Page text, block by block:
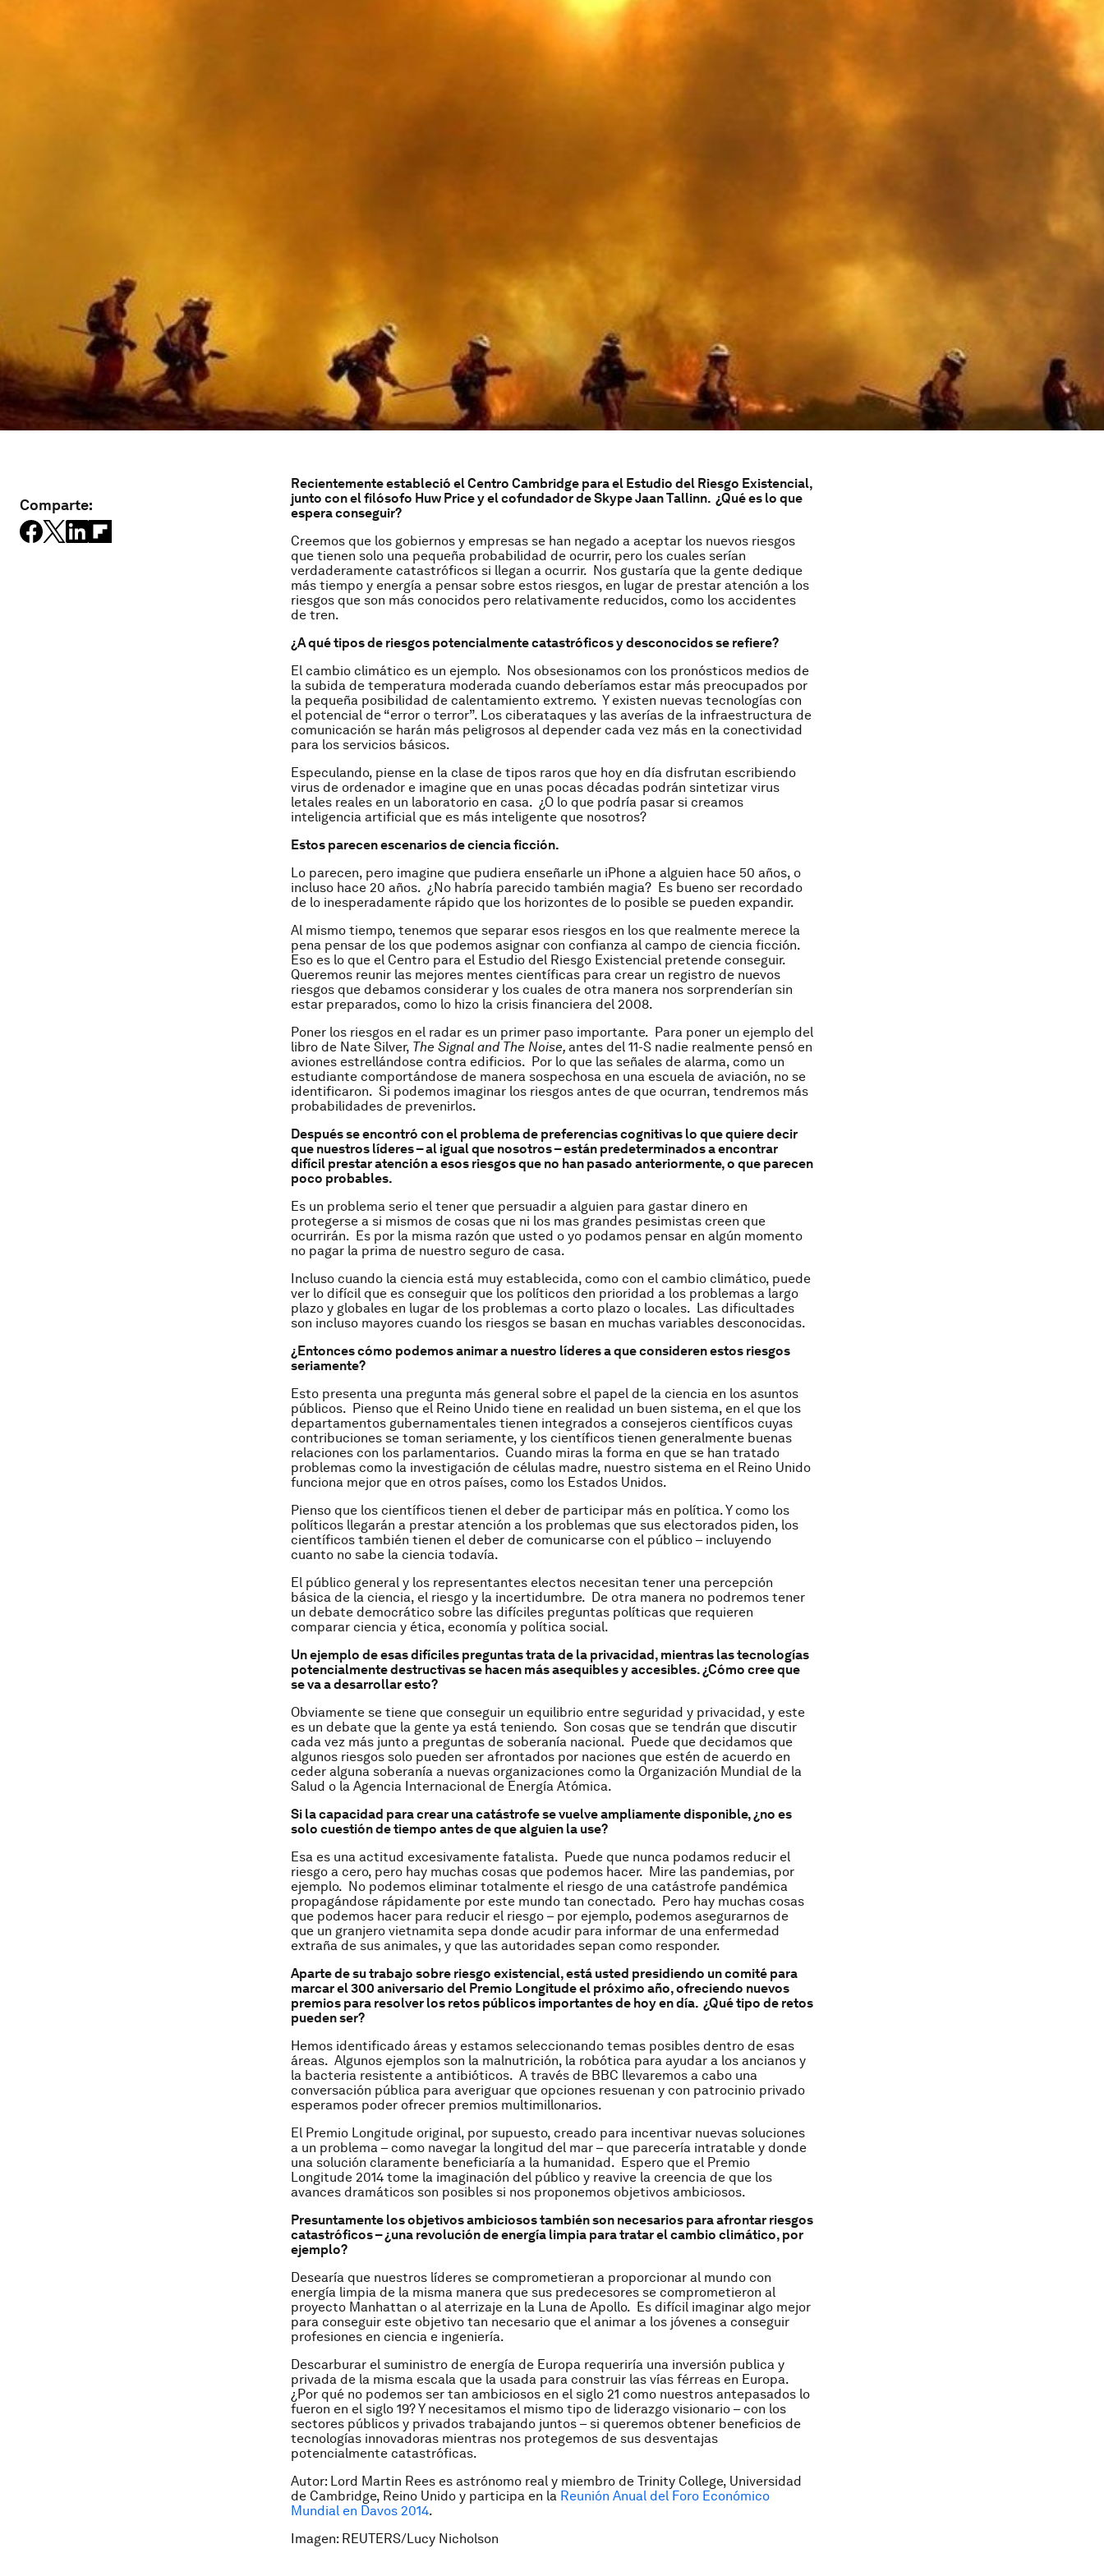
Comparte:
Recientemente estableció el Centro Cambridge para el Estudio del Riesgo Existencial,
junto con el filósofo Huw Price y el cofundador de Skype Jaan Tallinn. ¿Qué es lo que
espera conseguir?
Creemos que los gobiernos y empresas se han negado a aceptar los nuevos riesgos
que tienen solo una pequeña probabilidad de ocurrir, pero los cuales serían
verdaderamente catastróficos si llegan a ocurrir. Nos gustaría que la gente dedique
más tiempo y energía a pensar sobre estos riesgos, en lugar de prestar atención a los
riesgos que son más conocidos pero relativamente reducidos, como los accidentes
de tren.
¿A qué tipos de riesgos potencialmente catastróficos y desconocidos se refiere?
El cambio climático es un ejemplo. Nos obsesionamos con los pronósticos medios de
la subida de temperatura moderada cuando deberíamos estar más preocupados por
la pequeña posibilidad de calentamiento extremo. Y existen nuevas tecnologías con
el potencial de “error o terror”. Los ciberataques y las averías de la infraestructura de
comunicación se harán más peligrosos al depender cada vez más en la conectividad
para los servicios básicos.
Especulando, piense en la clase de tipos raros que hoy en día disfrutan escribiendo
virus de ordenador e imagine que en unas pocas décadas podrán sintetizar virus
letales reales en un laboratorio en casa. ¿O lo que podría pasar si creamos
inteligencia artificial que es más inteligente que nosotros?
Estos parecen escenarios de ciencia ficción.
Lo parecen, pero imagine que pudiera enseñarle un iPhone a alguien hace 50 años, o
incluso hace 20 años. ¿No habría parecido también magia? Es bueno ser recordado
de lo inesperadamente rápido que los horizontes de lo posible se pueden expandir.
Al mismo tiempo, tenemos que separar esos riesgos en los que realmente merece la
pena pensar de los que podemos asignar con confianza al campo de ciencia ficción.
Eso es lo que el Centro para el Estudio del Riesgo Existencial pretende conseguir.
Queremos reunir las mejores mentes científicas para crear un registro de nuevos
riesgos que debamos considerar y los cuales de otra manera nos sorprenderían sin
estar preparados, como lo hizo la crisis financiera del 2008.
Poner los riesgos en el radar es un primer paso importante. Para poner un ejemplo del
libro de Nate Silver, The Signal and The Noise, antes del 11-S nadie realmente pensó en
aviones estrellándose contra edificios. Por lo que las señales de alarma, como un
estudiante comportándose de manera sospechosa en una escuela de aviación, no se
identificaron. Si podemos imaginar los riesgos antes de que ocurran, tendremos más
probabilidades de prevenirlos.
Después se encontró con el problema de preferencias cognitivas lo que quiere decir
que nuestros líderes – al igual que nosotros – están predeterminados a encontrar
difícil prestar atención a esos riesgos que no han pasado anteriormente, o que parecen
poco probables.
Es un problema serio el tener que persuadir a alguien para gastar dinero en
protegerse a si mismos de cosas que ni los mas grandes pesimistas creen que
ocurrirán. Es por la misma razón que usted o yo podamos pensar en algún momento
no pagar la prima de nuestro seguro de casa.
Incluso cuando la ciencia está muy establecida, como con el cambio climático, puede
ver lo difícil que es conseguir que los políticos den prioridad a los problemas a largo
plazo y globales en lugar de los problemas a corto plazo o locales. Las dificultades
son incluso mayores cuando los riesgos se basan en muchas variables desconocidas.
¿Entonces cómo podemos animar a nuestro líderes a que consideren estos riesgos
seriamente?
Esto presenta una pregunta más general sobre el papel de la ciencia en los asuntos
públicos. Pienso que el Reino Unido tiene en realidad un buen sistema, en el que los
departamentos gubernamentales tienen integrados a consejeros científicos cuyas
contribuciones se toman seriamente, y los científicos tienen generalmente buenas
relaciones con los parlamentarios. Cuando miras la forma en que se han tratado
problemas como la investigación de células madre, nuestro sistema en el Reino Unido
funciona mejor que en otros países, como los Estados Unidos.
Pienso que los científicos tienen el deber de participar más en política. Y como los
políticos llegarán a prestar atención a los problemas que sus electorados piden, los
científicos también tienen el deber de comunicarse con el público – incluyendo
cuanto no sabe la ciencia todavía.
El público general y los representantes electos necesitan tener una percepción
básica de la ciencia, el riesgo y la incertidumbre. De otra manera no podremos tener
un debate democrático sobre las difíciles preguntas políticas que requieren
comparar ciencia y ética, economía y política social.
Un ejemplo de esas difíciles preguntas trata de la privacidad, mientras las tecnologías
potencialmente destructivas se hacen más asequibles y accesibles. ¿Cómo cree que
se va a desarrollar esto?
Obviamente se tiene que conseguir un equilibrio entre seguridad y privacidad, y este
es un debate que la gente ya está teniendo. Son cosas que se tendrán que discutir
cada vez más junto a preguntas de soberanía nacional. Puede que decidamos que
algunos riesgos solo pueden ser afrontados por naciones que estén de acuerdo en
ceder alguna soberanía a nuevas organizaciones como la Organización Mundial de la
Salud o la Agencia Internacional de Energía Atómica.
Si la capacidad para crear una catástrofe se vuelve ampliamente disponible, ¿no es
solo cuestión de tiempo antes de que alguien la use?
Esa es una actitud excesivamente fatalista. Puede que nunca podamos reducir el
riesgo a cero, pero hay muchas cosas que podemos hacer. Mire las pandemias, por
ejemplo. No podemos eliminar totalmente el riesgo de una catástrofe pandémica
propagándose rápidamente por este mundo tan conectado. Pero hay muchas cosas
que podemos hacer para reducir el riesgo – por ejemplo, podemos asegurarnos de
que un granjero vietnamita sepa donde acudir para informar de una enfermedad
extraña de sus animales, y que las autoridades sepan como responder.
Aparte de su trabajo sobre riesgo existencial, está usted presidiendo un comité para
marcar el 300 aniversario del Premio Longitude el próximo año, ofreciendo nuevos
premios para resolver los retos públicos importantes de hoy en día. ¿Qué tipo de retos
pueden ser?
Hemos identificado áreas y estamos seleccionando temas posibles dentro de esas
áreas. Algunos ejemplos son la malnutrición, la robótica para ayudar a los ancianos y
la bacteria resistente a antibióticos. A través de BBC llevaremos a cabo una
conversación pública para averiguar que opciones resuenan y con patrocinio privado
esperamos poder ofrecer premios multimillonarios.
El Premio Longitude original, por supuesto, creado para incentivar nuevas soluciones
a un problema – como navegar la longitud del mar – que parecería intratable y donde
una solución claramente beneficiaría a la humanidad. Espero que el Premio
Longitude 2014 tome la imaginación del público y reavive la creencia de que los
avances dramáticos son posibles si nos proponemos objetivos ambiciosos.
Presuntamente los objetivos ambiciosos también son necesarios para afrontar riesgos
catastróficos – ¿una revolución de energía limpia para tratar el cambio climático, por
ejemplo?
Desearía que nuestros líderes se comprometieran a proporcionar al mundo con
energía limpia de la misma manera que sus predecesores se comprometieron al
proyecto Manhattan o al aterrizaje en la Luna de Apollo. Es difícil imaginar algo mejor
para conseguir este objetivo tan necesario que el animar a los jóvenes a conseguir
profesiones en ciencia e ingeniería.
Descarburar el suministro de energía de Europa requeriría una inversión publica y
privada de la misma escala que la usada para construir las vías férreas en Europa.
¿Por qué no podemos ser tan ambiciosos en el siglo 21 como nuestros antepasados lo
fueron en el siglo 19? Y necesitamos el mismo tipo de liderazgo visionario – con los
sectores públicos y privados trabajando juntos – si queremos obtener beneficios de
tecnologías innovadoras mientras nos protegemos de sus desventajas
potencialmente catastróficas.
Autor: Lord Martin Rees es astrónomo real y miembro de Trinity College, Universidad
de Cambridge, Reino Unido y participa en la Reunión Anual del Foro Económico
Mundial en Davos 2014.
Imagen: REUTERS/Lucy Nicholson